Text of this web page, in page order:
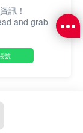
Company
訊！
and grab
號